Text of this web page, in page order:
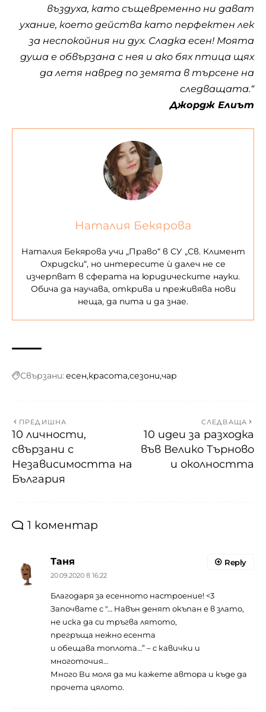
въздуха, като същевременно ни дават
ухание, което действа като перфектен лек
за неспокойния ни дух. Сладка есен! Моята
душа е обвързана с нея и ако бях птица щях
да летя навред по земята в търсене на
следващата.“
Джордж Елиът
Наталия Бекярова
Наталия Бекярова учи „Право“ в СУ „Св. Климент
Охридски“, но интересите ѝ далеч не се
изчерпват в сферата на юридическите науки.
Обича да научава, открива и преживява нови
неща, да пита и да знае.
Свързани: есен красота сезони чар
ПРЕДИШНА
10 личности,
свързани с
Независимостта на
България
СЛЕДВАЩА
10 идеи за разходка
във Велико Търново
и околността
1 коментар
Таня
20.09.2020 в 16:22
Благодаря за есенното настроение! <3
Започвате с "… Навън денят окъпан е в злато,
не иска да си тръгва лятото,
прегръща нежно есента
и обещава топлота…” – с кавички и
многоточия…
Много Ви моля да ми кажете автора и къде да
прочета цялото.
Reply